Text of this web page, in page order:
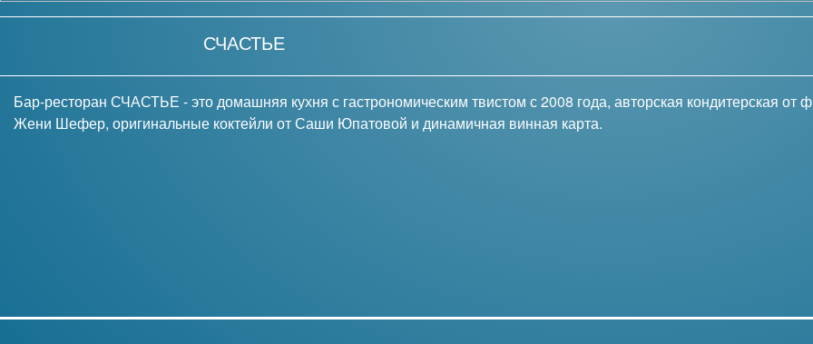
СЧАСТЬЕ
Бар-ресторан СЧАСТЬЕ - это домашняя кухня с гастрономическим твистом с 2008 года, авторская кондитерская
Жени Шефер, оригинальные коктейли от Саши Юпатовой и динамичная винная карта.